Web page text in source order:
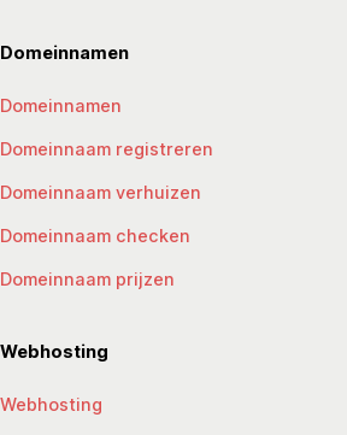
Domeinnamen
Domeinnamen
Domeinnaam registreren
Domeinnaam verhuizen
Domeinnaam checken
Domeinnaam prijzen
Webhosting
Webhosting